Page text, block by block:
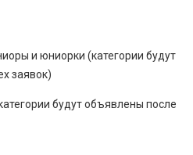
и юниорки (категории будут
заявок)
будут объявлены после